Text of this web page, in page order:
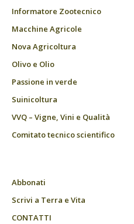
Informatore Zootecnico
Macchine Agricole
Nova Agricoltura
Olivo e Olio
Passione in verde
Suinicoltura
VVQ – Vigne, Vini e Qualità
Comitato tecnico scientifico
Abbonati
Scrivi a Terra e Vita
CONTATTI